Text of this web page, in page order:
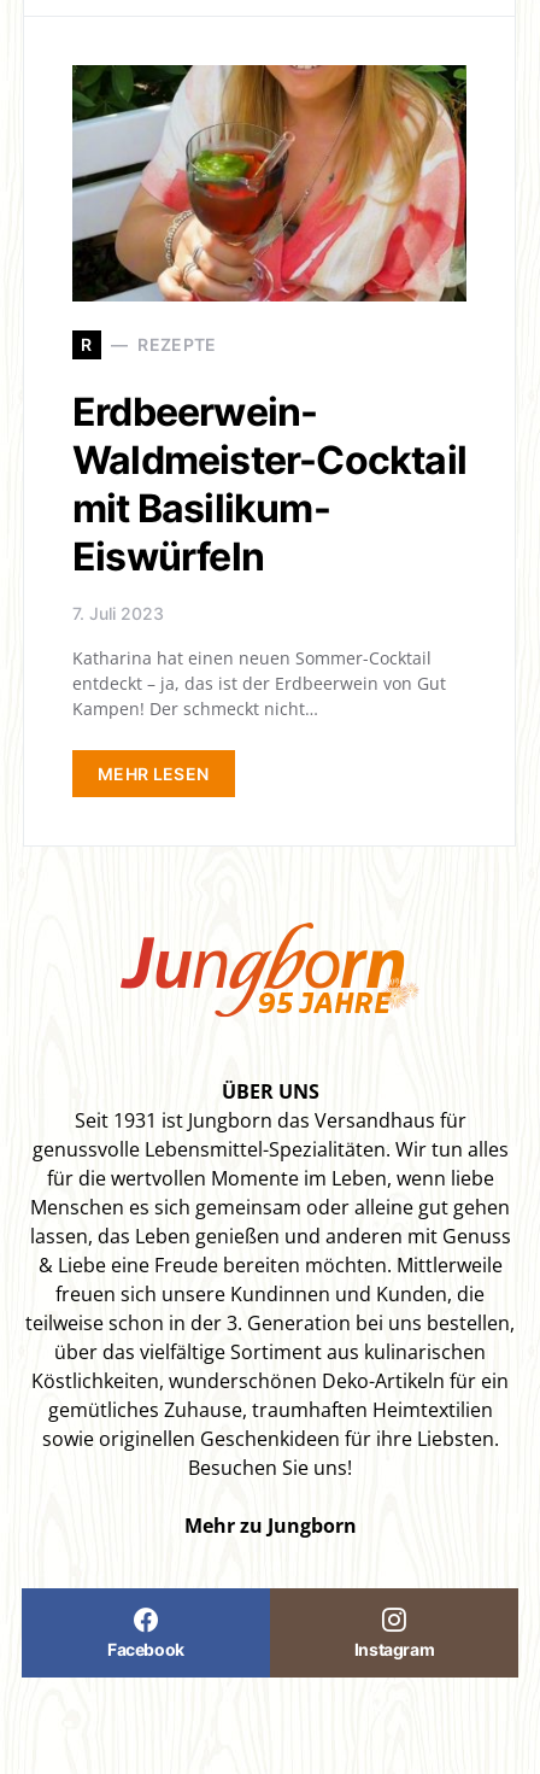
R REZEPTE
Erdbeerwein-
Waldmeister-Cocktail
mit Basilikum-
Eiswürfeln
7. Juli 2023
Katharina hat einen neuen Sommer-Cocktail
entdeckt – ja, das ist der Erdbeerwein von Gut
Kampen! Der schmeckt nicht…
MEHR LESEN
ÜBER UNS
Seit 1931 ist Jungborn das Versandhaus für
genussvolle Lebensmittel-Spezialitäten. Wir tun alles
für die wertvollen Momente im Leben, wenn liebe
Menschen es sich gemeinsam oder alleine gut gehen
lassen, das Leben genießen und anderen mit Genuss
& Liebe eine Freude bereiten möchten. Mittlerweile
freuen sich unsere Kundinnen und Kunden, die
teilweise schon in der 3. Generation bei uns bestellen,
über das vielfältige Sortiment aus kulinarischen
Köstlichkeiten, wunderschönen Deko-Artikeln für ein
gemütliches Zuhause, traumhaften Heimtextilien
sowie originellen Geschenkideen für ihre Liebsten.
Besuchen Sie uns!
Mehr zu Jungborn
Facebook Instagram